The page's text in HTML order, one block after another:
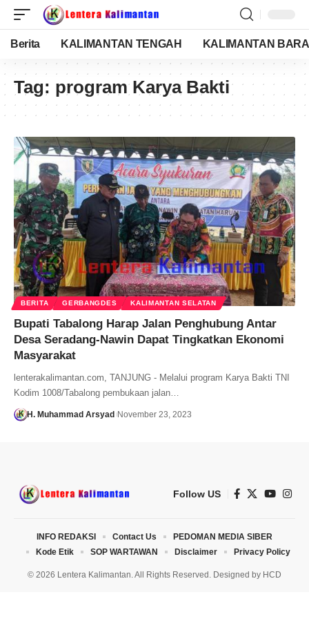
Berita KALIMANTAN TENGAH KALIMANTAN
Tag: program Karya Bakti
BERITA GERBANGDES KALIMANTAN SELATAN
Bupati Tabalong Harap Jalan Penghubung Antar
Desa Seradang-Nawin Dapat Tingkatkan Ekonomi
Masyarakat
lenterakalimantan.com, TANJUNG - Melalui program Karya Bakti TNI
Kodim 1008/Tabalong pembukaan jalan…
H. Muhammad Arsyad November 23, 2023
Follow US
© 2026 Lentera Kalimantan. All Rights Reserved. Designed by HCD
INFO REDAKSI Contact Us
PEDOMAN MEDIA SIBER
Kode Etik
SOP WARTAWAN Disclaimer Privacy Policy